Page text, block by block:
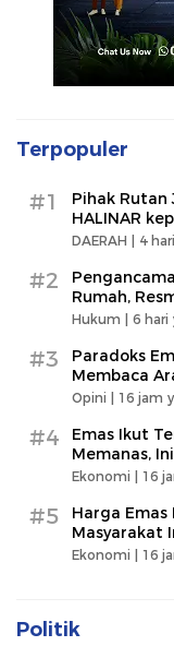
Terpopuler
#1
Pihak Rutan
HALINAR
DAERAH | 4
#2
Rumah,
Hukum | 6 hari
#3
Paradoks
Membaca
Opini | 16 jam
#4
Emas Ikut
Memanas,
Ekonomi | 16
#5
Harga
Masyarakat
Ekonomi | 16
Politik